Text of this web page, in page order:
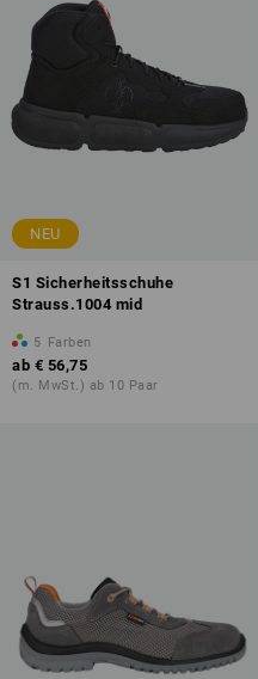
NEU
S1 Sicherheitsschuhe
Strauss.1004 mid
5 Farben
ab € 56,75
(m. MwSt.) ab 10 Paar